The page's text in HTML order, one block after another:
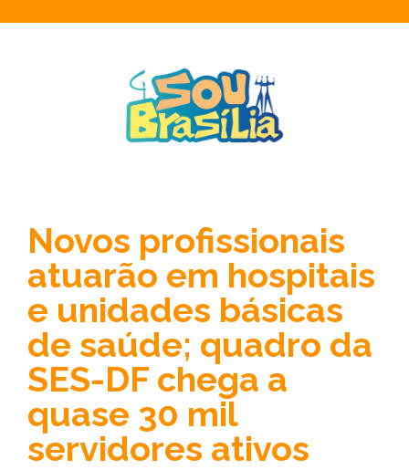
Novos profissionais
atuarão em hospitais
e unidades básicas
de saúde; quadro da
SES-DF chega a
quase 30 mil
servidores ativos